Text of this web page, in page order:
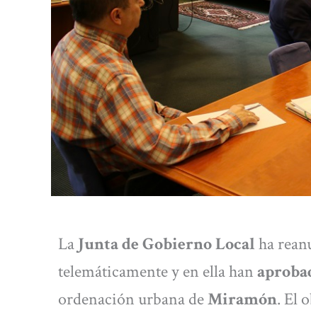
LaJunta de Gobierno Localha
telemáticamente y en ella han
ordenación urbana deMiramón. El